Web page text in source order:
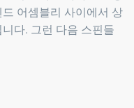
어셈블리 사이에서 상
다. 그런 다음 스핀들